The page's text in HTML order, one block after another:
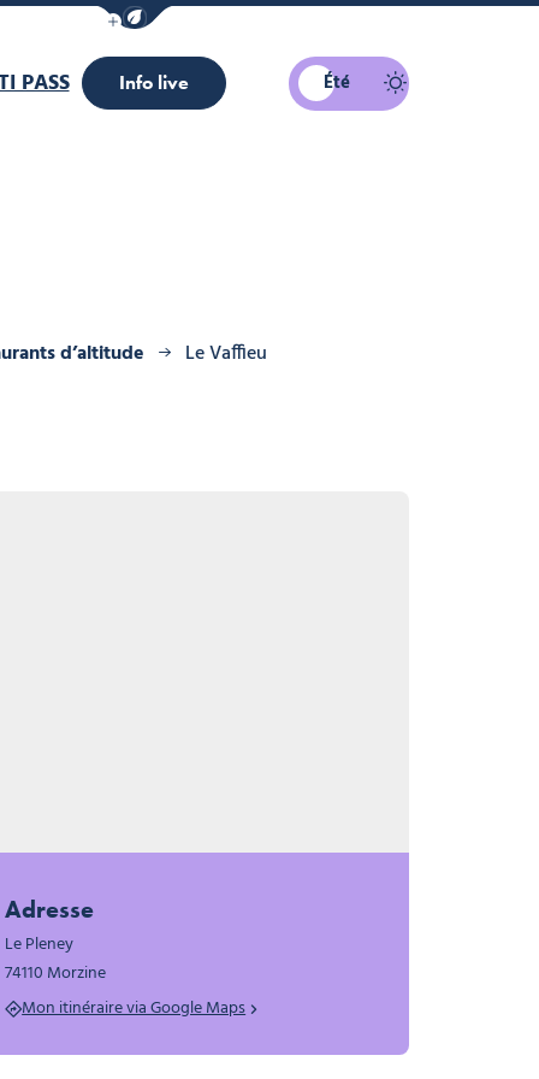
Afficher la barre de navigation du mode éco
PASS Info live Été
d’altitude Le Vaffieu
Adresse
Le Pleney
74110 Morzine
Mon itinéraire via Google Maps